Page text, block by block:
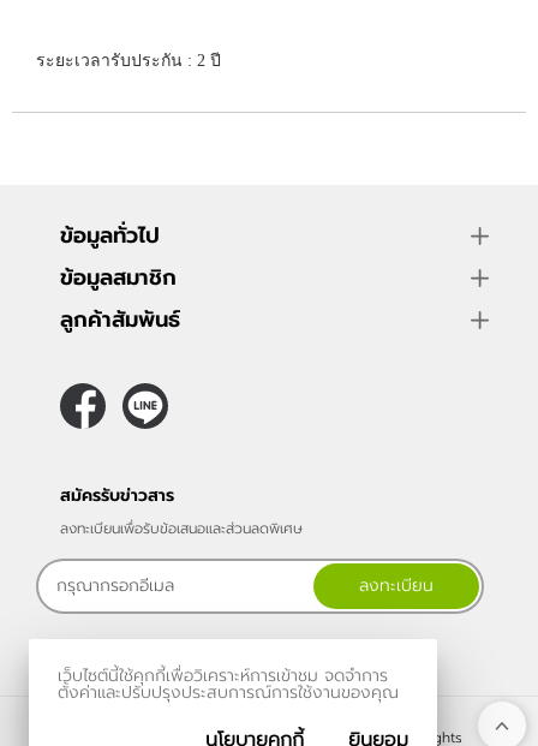
ระยะเวลารับประกัน : 2 ปี
ข้อมูลทั่วไป
ข้อมูลสมาชิก
ลูกค้าสัมพันธ์
สมัครรับข่าวสาร
ลงทะเบียนเพื่อรับข้อเสนอและส่วนลดพิเศษ
ลงทะเบียน
Copyright @2022 LPP Property Management All rights
เว็บไซต์นี้ใช้คุกกี้เพื่อวิเคราะห์การเข้าชม จดจำการ
ตั้งค่าและปรับปรุงประสบการณ์การใช้งานของคุณ
นโยบายคุกกี้ ยินยอม